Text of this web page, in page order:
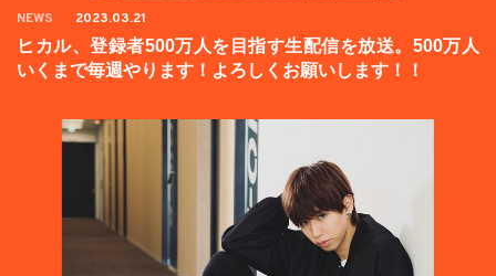
NEWS 2023.03.21
ヒカル、登録者500万人を目指す生配信を放送。500万人
いくまで毎週やります！よろしくお願いします！！